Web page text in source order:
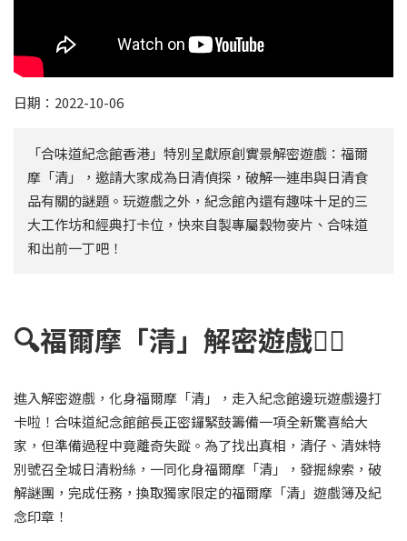
日期：2022-10-06
「合味道紀念館香港」特別呈獻原創實景解密遊戲：福爾
摩「清」，邀請大家成為日清偵探，破解一連串與日清食
品有關的謎題。玩遊戲之外，紀念館內還有趣味十足的三
大工作坊和經典打卡位，快來自製專屬穀物麥片、合味道
和出前一丁吧！
🔍福爾摩「清」解密遊戲🕵🏻
進入解密遊戲，化身福爾摩「清」，走入紀念館邊玩遊戲邊打
卡啦！合味道紀念館館長正密鑼緊鼓籌備一項全新驚喜給大
家，但準備過程中竟離奇失蹤。為了找出真相，清仔、清妹特
別號召全城日清粉絲，一同化身福爾摩「清」，發掘線索，破
解謎團，完成任務，換取獨家限定的福爾摩「清」遊戲簿及紀
念印章！